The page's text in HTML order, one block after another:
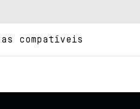
compatíveis